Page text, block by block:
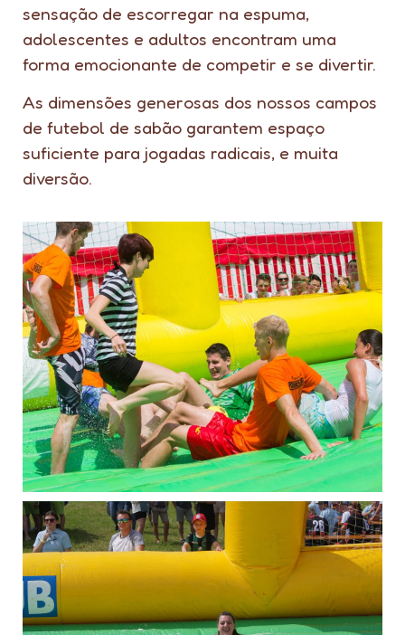
sensação de escorregar na espuma,
adolescentes e adultos encontram uma
forma emocionante de competir e se divertir.
As dimensões generosas dos nossos campos
de futebol de sabão garantem espaço
suficiente para jogadas radicais, e muita
diversão.